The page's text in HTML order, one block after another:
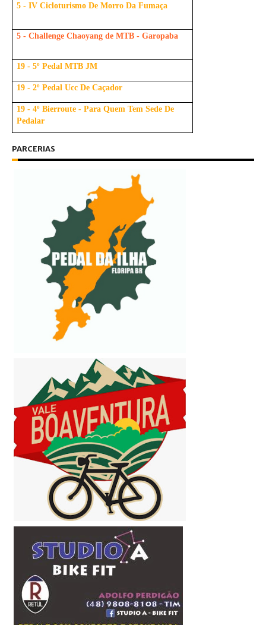
5 - IV Cicloturismo De Morro Da Fumaça
5 - Challenge Chaoyang de MTB - Garopaba
19 - 5º Pedal MTB JM
19 - 2º Pedal Ucc De Caçador
19 - 4º Bierroute - Para Quem Tem Sede De
Pedalar
PARCERIAS